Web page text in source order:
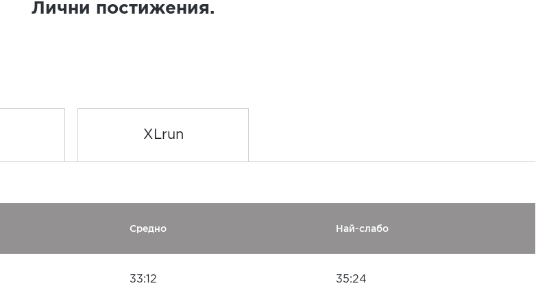
Лични постижения.
XLrun
Средно Най-слабо
33:12 35:24